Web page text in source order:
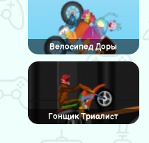
Велосипед Доры
Гонщик Триалист